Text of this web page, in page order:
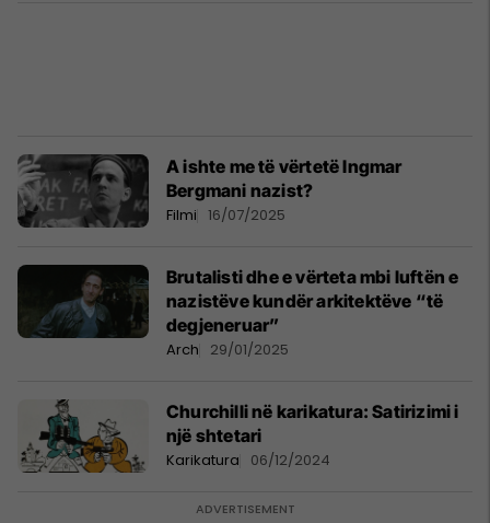
A ishte me të vërtetë Ingmar
Bergmani nazist?
Filmi 16/07/2025
Brutalisti dhe e vërteta mbi luftën e
nazistëve kundër arkitektëve “të
degjeneruar”
Arch 29/01/2025
Churchilli në karikatura: Satirizimi i
një shtetari
Karikatura 06/12/2024